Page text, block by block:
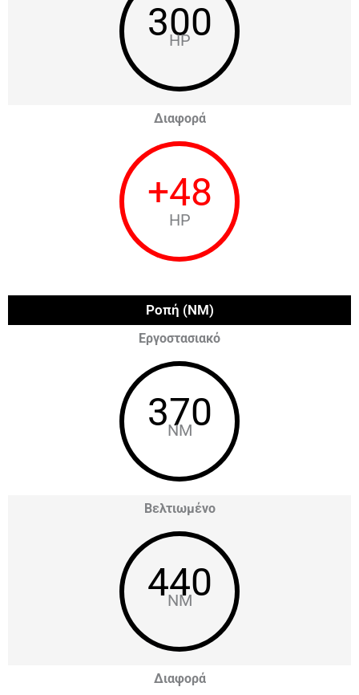
300
HP
Διαφορά
+48
HP
Ροπή (NM)
Εργοστασιακό
370
NM
Βελτιωμένο
440
NM
Διαφορά